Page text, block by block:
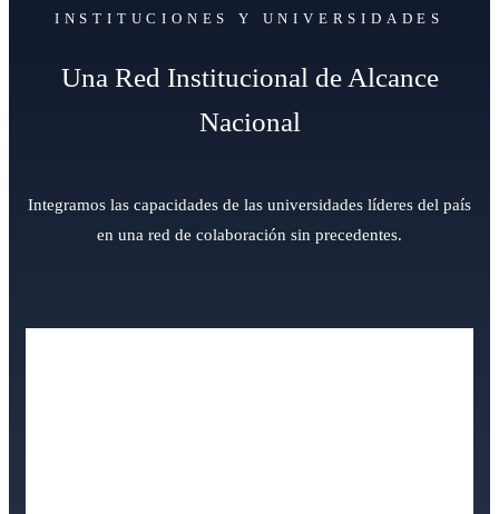
INSTITUCIONES Y UNIVERSIDADES
Una Red Institucional de Alcance
Nacional
Integramos las capacidades de las universidades líderes del país
en una red de colaboración sin precedentes.